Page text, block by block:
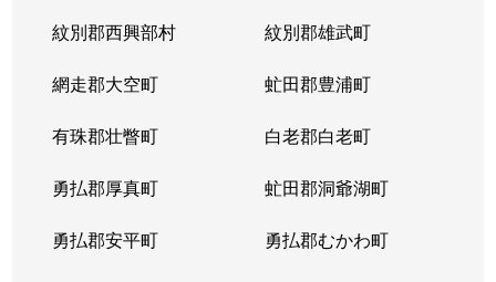
紋別郡西興部村 紋別郡雄武町
網走郡大空町 虻田郡豊浦町
有珠郡壮瞥町 白老郡白老町
勇払郡厚真町 虻田郡洞爺湖町
勇払郡安平町 勇払郡むかわ町